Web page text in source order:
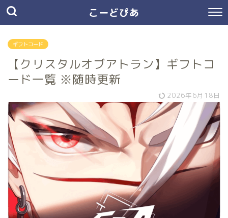
こーどぴあ
ギフトコード
【クリスタルオブアトラン】ギフトコ
ード一覧 ※随時更新
2026年6月18日